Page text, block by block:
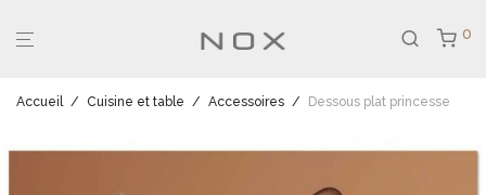
0
Accueil / Cuisine et table / Accessoires / Dessous plat princesse